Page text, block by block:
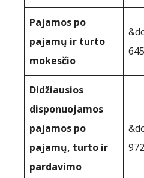
Pajamos po
pajamų ir turto
mokesčio
645
Didžiausios
disponuojamos
pajamos po
pajamų, turto ir
pardavimo
972